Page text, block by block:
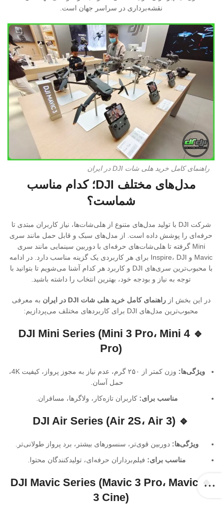
نقشه‌برداری در سراسر جهان است.
راهنمای کامل خرید هلی شات DJI در ایران
مدل‌های مختلف DJI؛ کدام مناسب
شماست؟
شرکت DJI با تولید مدل‌های متنوع از هلی‌شات‌ها، نیاز کاربران مبتدی تا
حرفه‌ای را پوشش داده است. از مدل‌های سبک و قابل حمل مانند سری
Mini گرفته تا هلی‌شات‌های حرفه‌ای با دوربین سینمایی مانند سری
Mavic و Inspire، DJI برای هر کاربردی یک گزینه مناسب دارد. در ادامه
با محبوب‌ترین سری‌های DJI و کاربرد هر کدام آشنا می‌شویم تا بتوانید با
توجه به نیاز و بودجه خود، بهترین انتخاب را داشته باشید.
در این بخش ازراهنمای کامل خرید هلی شات DJI در ایران
به معرفی
محبوب‌ترین مدل‌های DJI برای کاربردهای مختلف می‌پردازیم:
🔹 DJI Mini Series (Mini 3 Pro، Mini 4
Pro)
ویژگی‌ها:
وزن کمتر از ۲۵۰ گرم، عدم نیاز به مجوز پرواز، کیفیت 4K،
حمل آسان.
مناسب برای: کاربران تازه‌کار، ولاگرها، مسافران.
🔹 DJI Air Series (Air 2S، Air 3)
ویژگی‌ها: دوربین قوی‌تر، سنسورهای بیشتر، برد پرواز طولانی‌تر.
مناسب برای: فیلم‌برداران حرفه‌ای، تولیدکنندگان محتوا.
🔹 DJI Mavic Series (Mavic 3 Pro، Mavic
3 Cine)